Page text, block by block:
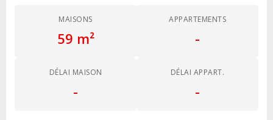
MAISONS
59 m²
APPARTEMENTS
-
DÉLAI MAISON
-
DÉLAI APPART.
-